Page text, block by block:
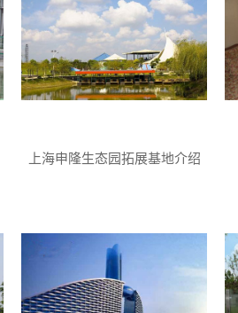
上海申隆生态园拓展基地介绍